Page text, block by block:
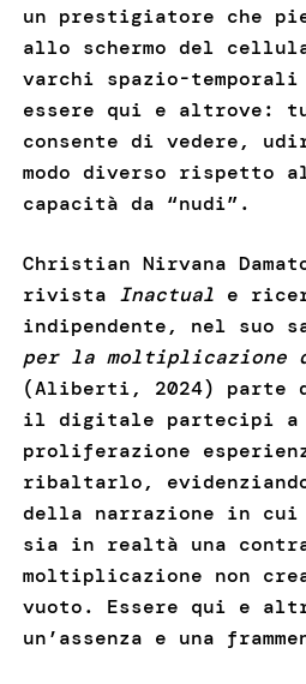
un prestigiatore che
allo schermo del
varchi spazio-temporali
essere qui e altrove:
consente di vedere,
modo diverso rispetto
capacità da “nudi”.
Christian Nirvana
rivista Inactual e
indipendente, nel suo
per la moltiplicazione
(Aliberti, 2024) parte
il digitale partecipi a
proliferazione
ribaltarlo,
della narrazione in cui
sia in realtà una
moltiplicazione non
vuoto. Essere qui e
un’assenza e una